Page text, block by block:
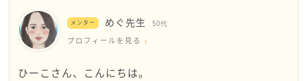
の間は冷たいものを沢山食べても多少寝不足でも、胃
も頭もなんともならなかったのですよ。
要するにストレス（季節、仕事など）が原因なのだろ
メンター めぐ先生 50代
プロフィールを見る
ひーこさん、こんにちは。